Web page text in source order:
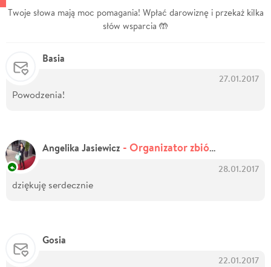
Twoje słowa mają moc pomagania! Wpłać darowiznę i przekaż kilka
słów wsparcia 🤲
Basia
27.01.2017
Powodzenia!
Angelika Jasiewicz - Organizator zbiórki
28.01.2017
dziękuję serdecznie
Gosia
22.01.2017